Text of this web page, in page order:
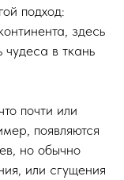
подход:
здесь
чудеса в ткань
почти или
появляются
но обычно
или сгущения